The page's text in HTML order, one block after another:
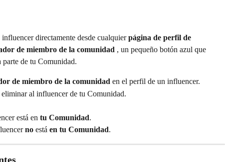
directamente desde cualquier página de perfil de
de miembro de la comunidad , un pequeño botón azul que
de tu Comunidad.
de miembro de la comunidad en el perfil de un influencer.
al influencer de tu Comunidad.
está en tu Comunidad.
no está en tu Comunidad.